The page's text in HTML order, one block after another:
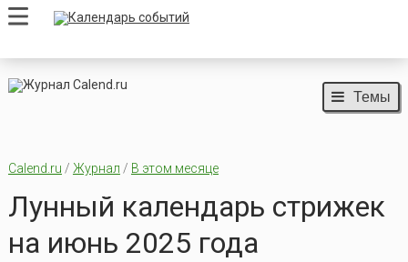
Темы
Calend.ru / Журнал / В этом месяце
Лунный календарь стрижек
на июнь 2025 года